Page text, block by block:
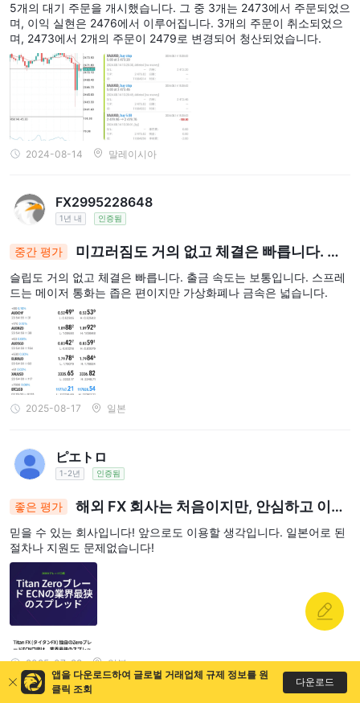
5개의 대기 주문을 개시했습니다. 그 중 3개는 2473에서 주문되었으
며, 이익 실현은 2476에서 이루어집니다. 3개의 주문이 취소되었으
며, 2473에서 2개의 주문이 2479로 변경되어 청산되었습니다.
2024-08-14 말레이시아
FX2995228648
1년 내 인증됨
중간 평가
미끄러짐도 거의 없고 체결은 빠릅니다. 출
금
슬립도 거의 없고 체결은 빠릅니다. 출금 속도는 보통입니다. 스프레
드는 메이저 통화는 좁은 편이지만 가상화폐나 금속은 넓습니다.
2025-08-17 일본
ピエトロ
1-2년 인증됨
좋은 평가
해외 FX 회사는 처음이지만, 안심하고 이용
할 수 있었습니다
믿을 수 있는 회사입니다! 앞으로도 이용할 생각입니다. 일본어로 된
절차나 지원도 문제없습니다!
2025-07-28 일본
앱을 다운로드하여 글로벌 거래업체 규제 정보를 원
클릭 조회
다운로드